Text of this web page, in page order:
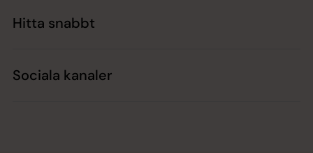
Hitta snabbt
Sociala kanaler